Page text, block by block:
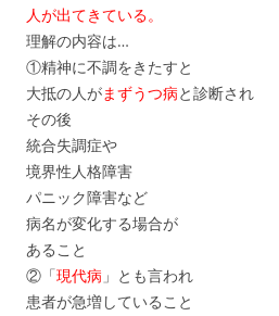
人が出てきている。
理解の内容は…
①精神に不調をきたすと
大抵の人がまずうつ病と診断され
その後
統合失調症や
境界性人格障害
パニック障害など
病名が変化する場合が
あること
②「現代病 」とも言われ
患者が急増していること